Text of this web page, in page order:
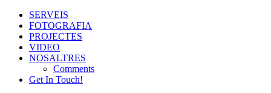
SERVEIS
FOTOGRAFIA
PROJECTES
VIDEO
NOSALTRES
Comments
Get In Touch!